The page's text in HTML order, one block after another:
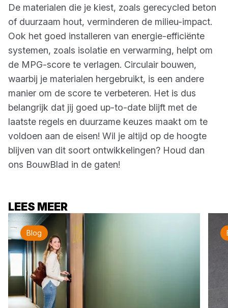
De materialen die je kiest, zoals gerecycled beton
of duurzaam hout, verminderen de milieu-impact.
Ook het goed installeren van energie-efficiënte
systemen, zoals isolatie en verwarming, helpt om
de MPG-score te verlagen. Circulair bouwen,
waarbij je materialen hergebruikt, is een andere
manier om de score te verbeteren. Het is dus
belangrijk dat jij goed up-to-date blijft met de
laatste regels en duurzame keuzes maakt om te
voldoen aan de eisen! Wil je altijd op de hoogte
blijven van dit soort ontwikkelingen? Houd dan
ons BouwBlad in de gaten!
LEES MEER
Blog